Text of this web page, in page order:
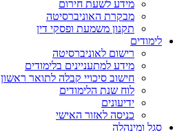
מידע לשעת חירום
מבקרת האוניברסיטה
תקנון משמעת ופסקי דין
לימודים
רישום לאוניברסיטה
מידע למתעניינים בלימודים
חישוב סיכויי קבלה לתואר ראשון
לוח שנת הלימודים
ידיעונים
כניסה לאזור האישי
סגל ומינהלה